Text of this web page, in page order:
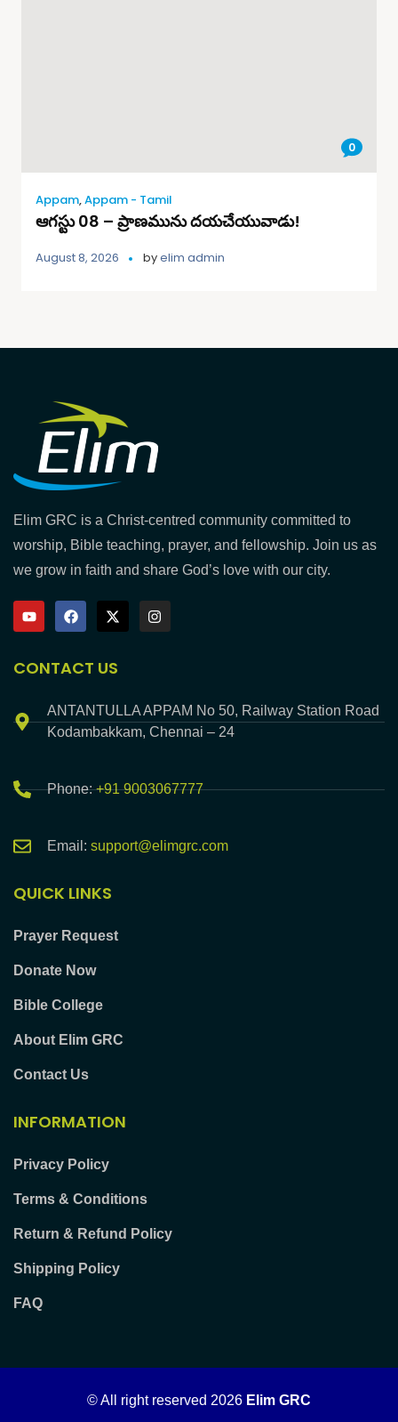
0
Appam,Appam - Tamil
ఆగస్టు 08 – ప్రాణమును దయచేయువాడు!
August 8, 2026 byelim admin
Elim GRC is a Christ-centred community committed to
worship, Bible teaching, prayer, and fellowship. Join us as
we grow in faith and share God’s love with our city.
CONTACT US
ANTANTULLA APPAM No 50, Railway Station Road
Kodambakkam, Chennai – 24
Phone:+91 9003067777
Email: support@elimgrc.com
QUICK LINKS
Prayer Request
Donate Now
Bible College
About Elim GRC
Contact Us
INFORMATION
Privacy Policy
Terms & Conditions
Return & Refund Policy
Shipping Policy
FAQ
© All right reserved 2026 Elim GRC